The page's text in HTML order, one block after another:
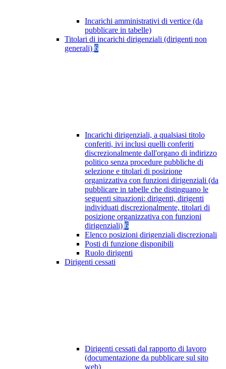
Incarichi amministrativi di vertice (da
pubblicare in tabelle)
Titolari di incarichi dirigenziali (dirigenti non
generali) 6
Incarichi dirigenziali, a qualsiasi titolo
conferiti, ivi inclusi quelli conferiti
discrezionalmente dall'organo di indirizzo
politico senza procedure pubbliche di
selezione e titolari di posizione
organizzativa con funzioni dirigenziali (da
pubblicare in tabelle che distinguano le
seguenti situazioni: dirigenti, dirigenti
individuati discrezionalmente, titolari di
posizione organizzativa con funzioni
dirigenziali) 6
Elenco posizioni dirigenziali discrezionali
Posti di funzione disponibili
Ruolo dirigenti
Dirigenti cessati
Dirigenti cessati dal rapporto di lavoro
(documentazione da pubblicare sul sito
web)